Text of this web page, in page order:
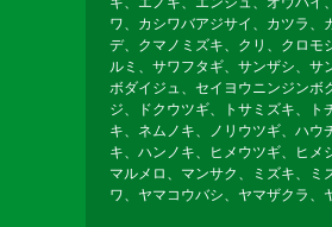
ワ、カシワバアジサイ、カツラ
デ、クマノミズキ、クリ、クロモ
ルミ、サワフタギ、サンザシ、
ボダイジュ、セイヨウニンジンボ
ジ、ドクウツギ、トサミズキ、
キ、ネムノキ、ノリウツギ、ハ
キ、ハンノキ、ヒメウツギ、ヒメ
マルメロ、マンサク、ミズキ、
ワ、ヤマコウバシ、ヤマザクラ、